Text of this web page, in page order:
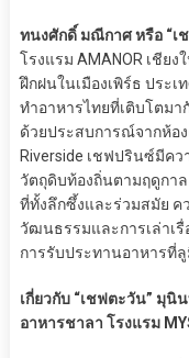
ทนงศักดิ์ มณีกาศ หรือ “เ
โรงแรม AMANOR เชีย
ฝึกฝนในเมืองเพิร์ธ ประ
ทำอาหารไทยที่เติบโตม
ด้วยประสบการณ์จากห้อง
Riverside เชฟปรินซ์มีค
วัตถุดิบท้องถิ่นตามฤดูกา
ที่ทั้งลึกซึ้งและร่วมสมัย ค
วัฒนธรรมและการเล่าเ
การรับประทานอาหารที่
เกี่ยวกับ “เชฟตะวัน” มุนิ
อาหารชาลา โรงแรม